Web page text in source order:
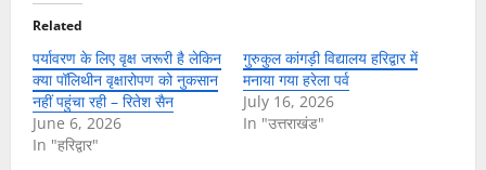
Related
पर्यावरण के लिए वृक्ष जरूरी है लेकिन
क्या पॉलिथीन वृक्षारोपण को नुकसान
नहीं पहुंचा रही – रितेश सैन
June 6, 2026
In "हरिद्वार"
गुरुकुल कांगड़ी विद्यालय हरिद्वार में
मनाया गया हरेला पर्व
July 16, 2026
In "उत्तराखंड"